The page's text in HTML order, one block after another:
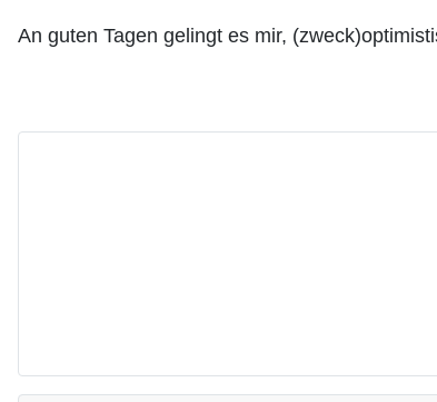
An guten Tagen gelingt es mir,